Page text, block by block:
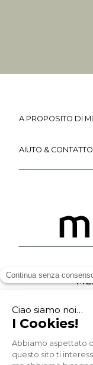
A PROPOSITO DI
AIUTO & CONTATTO